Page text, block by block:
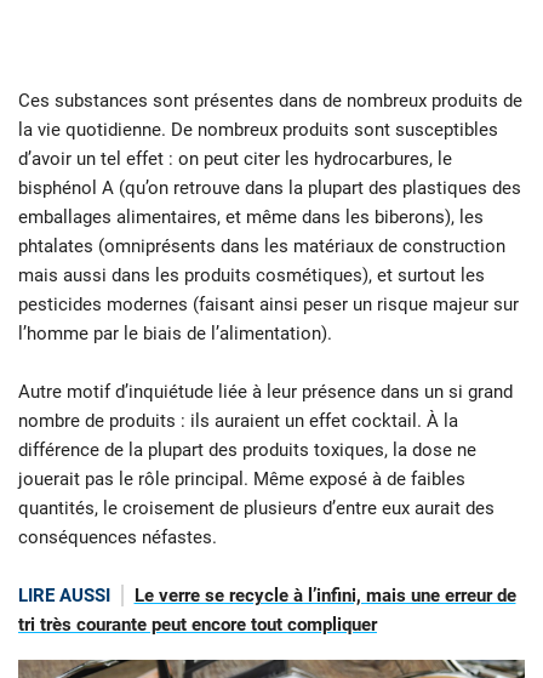
Ces substances sont présentes dans de nombreux produits de
la vie quotidienne. De nombreux produits sont susceptibles
d’avoir un tel effet : on peut citer les hydrocarbures, le
bisphénol A (qu’on retrouve dans la plupart des plastiques des
emballages alimentaires, et même dans les biberons), les
phtalates (omniprésents dans les matériaux de construction
mais aussi dans les produits cosmétiques), et surtout les
pesticides modernes (faisant ainsi peser un risque majeur sur
l’homme par le biais de l’alimentation).
Autre motif d’inquiétude liée à leur présence dans un si grand
nombre de produits : ils auraient un effet cocktail. À la
différence de la plupart des produits toxiques, la dose ne
jouerait pas le rôle principal. Même exposé à de faibles
quantités, le croisement de plusieurs d’entre eux aurait des
conséquences néfastes.
LIRE AUSSI
Le verre se recycle à l’infini, mais une erreur de
tri très courante peut encore tout compliquer